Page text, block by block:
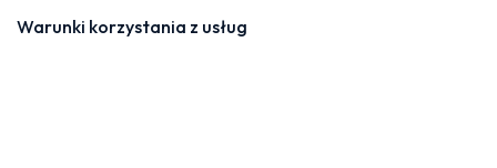
Warunki korzystania z usług